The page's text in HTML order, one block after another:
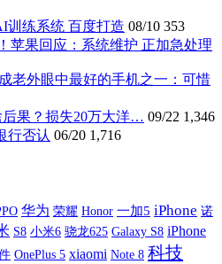
训练系统 百度打造 08/10 353
苹果回应：系统维护 正加急处理
老外眼中最好的手机之一：可惜
后果？损失20万大洋… 09/22 1,346
行否认 06/20 1,716
华为 荣耀 Honor 一加5 iPhone 诺
S8 小米6 骁龙625 Galaxy S8 iPhone
OnePlus 5 xiaomi Note 8 科技